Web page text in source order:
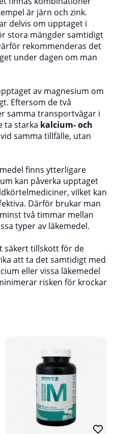
är järn och zink.
delvis om upptaget i
stora mängder samtidigt
rekommenderas det
under dagen om man
av magnesium om
Eftersom de två
samma transportvägar i
ta starka kalcium- och
samma tillfälle, utan
finns ytterligare
kan påverka upptaget
vilket kan
Därför brukar man
två timmar mellan
typer av läkemedel.
säkert tillskott för de
att ta det samtidigt med
eller vissa läkemedel
risken för krockar